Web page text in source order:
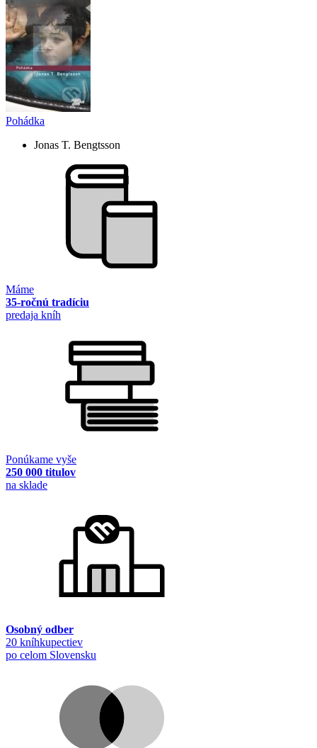
Pohádka
Jonas T. Bengtsson
Máme
35-ročnú tradíciu
predaja kníh
Ponúkame vyše
250 000 titulov
na sklade
Osobný odber
20 kníhkupectiev
po celom Slovensku